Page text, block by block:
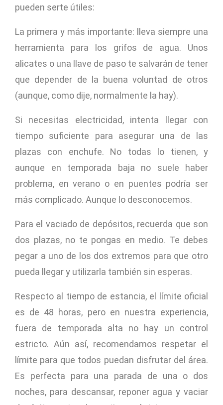
pueden serte útiles:
La primera y más importante: lleva siempre una
herramienta para los grifos de agua. Unos
alicates o una llave de paso te salvarán de tener
que depender de la buena voluntad de otros
(aunque, como dije, normalmente la hay).
Si necesitas electricidad, intenta llegar con
tiempo suficiente para asegurar una de las
plazas con enchufe. No todas lo tienen, y
aunque en temporada baja no suele haber
problema, en verano o en puentes podría ser
más complicado. Aunque lo desconocemos.
Para el vaciado de depósitos, recuerda que son
dos plazas, no te pongas en medio. Te debes
pegar a uno de los dos extremos para que otro
pueda llegar y utilizarla también sin esperas.
Respecto al tiempo de estancia, el límite oficial
es de 48 horas, pero en nuestra experiencia,
fuera de temporada alta no hay un control
estricto. Aún así, recomendamos respetar el
límite para que todos puedan disfrutar del área.
Es perfecta para una parada de una o dos
noches, para descansar, reponer agua y vaciar